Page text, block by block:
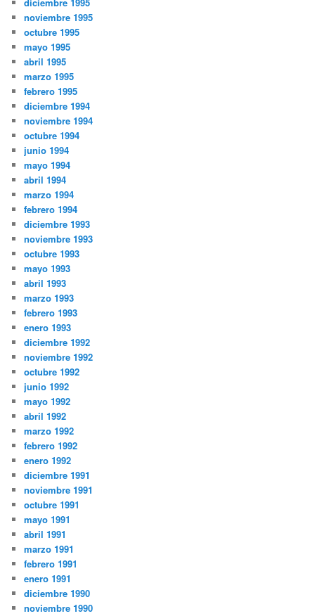
noviembre 1995
octubre 1995
mayo 1995
abril 1995
marzo 1995
febrero 1995
diciembre 1994
noviembre 1994
octubre 1994
junio 1994
mayo 1994
abril 1994
marzo 1994
febrero 1994
diciembre 1993
noviembre 1993
octubre 1993
mayo 1993
abril 1993
marzo 1993
febrero 1993
enero 1993
diciembre 1992
noviembre 1992
octubre 1992
junio 1992
mayo 1992
abril 1992
marzo 1992
febrero 1992
enero 1992
diciembre 1991
noviembre 1991
octubre 1991
mayo 1991
abril 1991
marzo 1991
febrero 1991
enero 1991
diciembre 1990
noviembre 1990